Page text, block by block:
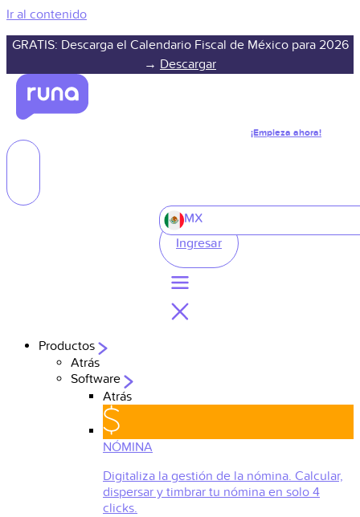
Ir al contenido
GRATIS: Descarga el Calendario Fiscal de México para 2026
→ Descargar
¡Empieza ahora!
MX
Ingresar
Productos
Atrás
Software
Atrás
NÓMINA
Digitaliza la gestión de la nómina. Calcular,
dispersar y timbrar tu nómina en solo 4
clicks.